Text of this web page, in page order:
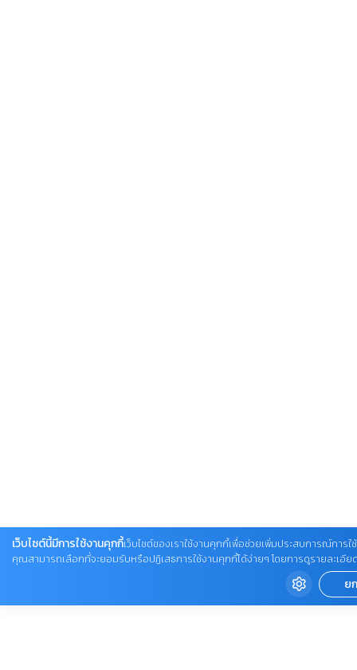
เว็บไซต์นี้มีการใช้งานคุกกี้เว็บไซต์ของเราใช้งานคุกกี้เพื่อช่วยเพิ่มประสบการณ์การใ
คุณสามารถเลือกที่จะยอมรับหรือปฏิเสธการใช้งานคุกกี้ได้ง่ายๆ โดยการดูรายละเอีย
ย